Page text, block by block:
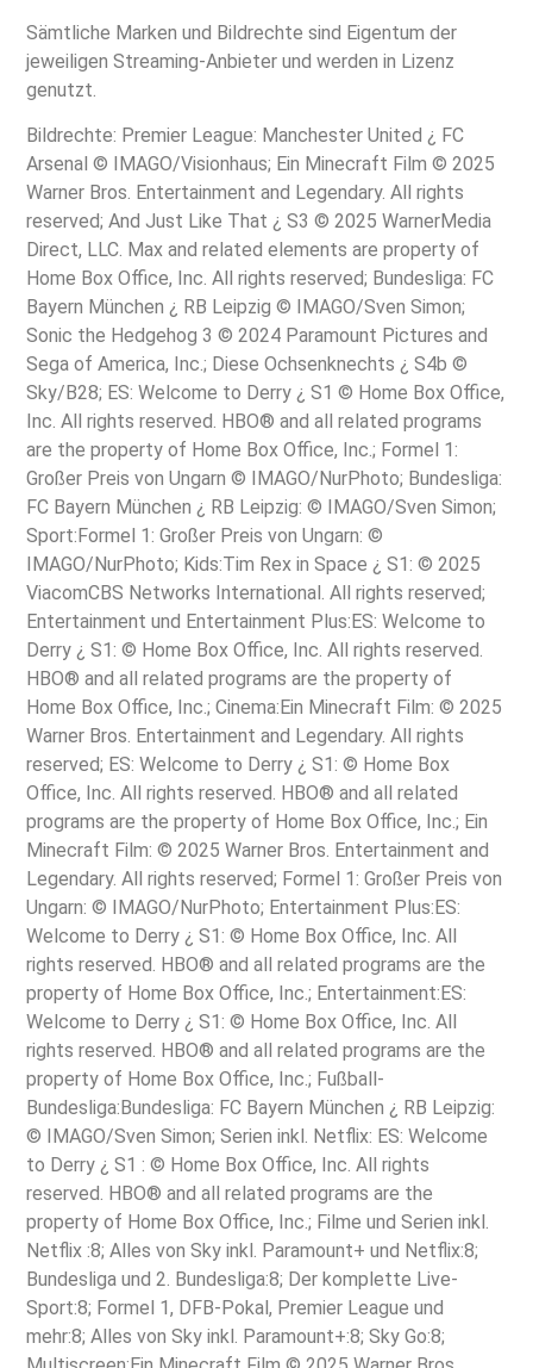
Sämtliche Marken und Bildrechte sind Eigentum der
jeweiligen Streaming-Anbieter und werden in Lizenz
genutzt.
Bildrechte: Premier League: Manchester United ¿ FC
Arsenal © IMAGO/Visionhaus; Ein Minecraft Film © 2025
Warner Bros. Entertainment and Legendary. All rights
reserved; And Just Like That ¿ S3 © 2025 WarnerMedia
Direct, LLC. Max and related elements are property of
Home Box Office, Inc. All rights reserved; Bundesliga: FC
Bayern München ¿ RB Leipzig © IMAGO/Sven Simon;
Sonic the Hedgehog 3 © 2024 Paramount Pictures and
Sega of America, Inc.; Diese Ochsenknechts ¿ S4b ©
Sky/B28; ES: Welcome to Derry ¿ S1 © Home Box Office,
Inc. All rights reserved. HBO® and all related programs
are the property of Home Box Office, Inc.; Formel 1:
Großer Preis von Ungarn © IMAGO/NurPhoto; Bundesliga:
FC Bayern München ¿ RB Leipzig: © IMAGO/Sven Simon;
Sport:Formel 1: Großer Preis von Ungarn: ©
IMAGO/NurPhoto; Kids:Tim Rex in Space ¿ S1: © 2025
ViacomCBS Networks International. All rights reserved;
Entertainment und Entertainment Plus:ES: Welcome to
Derry ¿ S1: © Home Box Office, Inc. All rights reserved.
HBO® and all related programs are the property of
Home Box Office, Inc.; Cinema:Ein Minecraft Film: © 2025
Warner Bros. Entertainment and Legendary. All rights
reserved; ES: Welcome to Derry ¿ S1: © Home Box
Office, Inc. All rights reserved. HBO® and all related
programs are the property of Home Box Office, Inc.; Ein
Minecraft Film: © 2025 Warner Bros. Entertainment and
Legendary. All rights reserved; Formel 1: Großer Preis von
Ungarn: © IMAGO/NurPhoto; Entertainment Plus:ES:
Welcome to Derry ¿ S1: © Home Box Office, Inc. All
rights reserved. HBO® and all related programs are the
property of Home Box Office, Inc.; Entertainment:ES:
Welcome to Derry ¿ S1: © Home Box Office, Inc. All
rights reserved. HBO® and all related programs are the
property of Home Box Office, Inc.; Fußball-
Bundesliga:Bundesliga: FC Bayern München ¿ RB Leipzig:
© IMAGO/Sven Simon; Serien inkl. Netflix: ES: Welcome
to Derry ¿ S1 : © Home Box Office, Inc. All rights
reserved. HBO® and all related programs are the
property of Home Box Office, Inc.; Filme und Serien inkl.
Netflix :8; Alles von Sky inkl. Paramount+ und Netflix:8;
Bundesliga und 2. Bundesliga:8; Der komplette Live-
Sport:8; Formel 1, DFB-Pokal, Premier League und
mehr:8; Alles von Sky inkl. Paramount+:8; Sky Go:8;